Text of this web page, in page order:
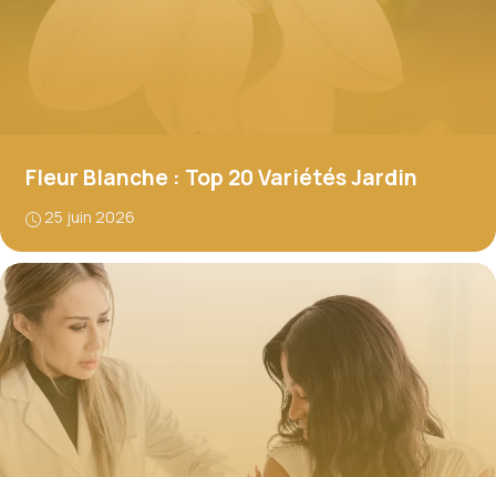
Fleur Blanche : Top 20 Variétés Jardin
25 juin 2026